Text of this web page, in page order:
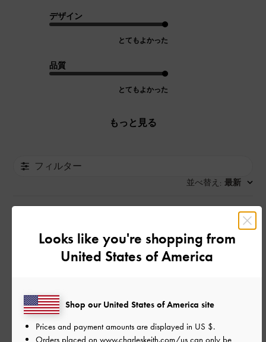
デザイン
とてもよかった
品質
とてもよかった
もっと見る
フィルター
並べ替え : 最新
ご利用者様
履き心地抜群で、どんな洋服に
に入り！
公
2026-04-26
Looks like you're shopping from
United States of America
Shop our United States of America site
Prices and payment amounts are displayed in US $.
Orders placed on www.charleskeith.com/us can only be